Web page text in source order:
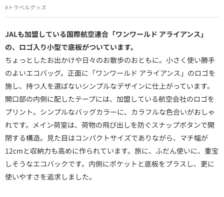
#トラベルグッズ
JALも加盟している国際航空連合「ワンワールド アライアンス」
の、ロゴ入り小型で底板がついています。
ちょっとしたお出かけや日々のお散歩のおともに。小さく使い勝手
のよいエコバッグ。正面に「ワンワールド アライアンス」のロゴを
施し、持つ人を選ばないシンプルなデザインに仕上がっています。
開口部の内側に配したテープには、加盟している航空会社のロゴを
プリント。シンプルなバッグカラーに、カラフルな色合いがおしゃ
れです。メイン荷室は、荷物の飛び出しを防ぐスナップボタンで開
閉する構造。見た目はコンパクトサイズでありながら、マチ幅が
12cmと収納力も高めに作られています。旅に、ふだん使いに、重宝
しそうなエコバックです。内側にポケットと底板をプラスし、更に
使いやすさを追求しました。